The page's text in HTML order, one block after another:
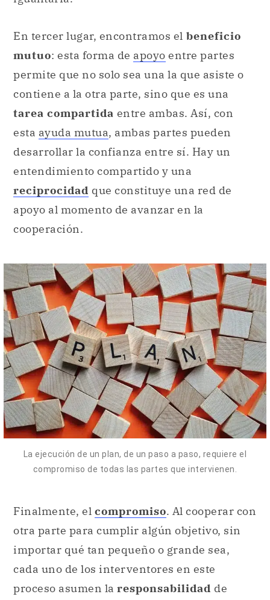
En tercer lugar, encontramos el beneficio
mutuo: esta forma de apoyo entre partes
permite que no solo sea una la que asiste o
contiene a la otra parte, sino que es una
tarea compartida entre ambas. Así, con
esta ayuda mutua, ambas partes pueden
desarrollar la confianza entre sí. Hay un
entendimiento compartido y una
reciprocidad que constituye una red de
apoyo al momento de avanzar en la
cooperación.
La ejecución de un plan, de un paso a paso, requiere el
compromiso de todas las partes que intervienen.
Finalmente, el compromiso. Al cooperar con
otra parte para cumplir algún objetivo, sin
importar qué tan pequeño o grande sea,
cada uno de los interventores en este
proceso asumen la responsabilidad de